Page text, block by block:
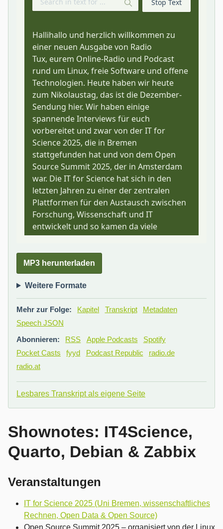
MP3 herunterladen
Weitere Formate
Mehr zur Folge: Kapitel Transkript
Metadaten
Speech JSON
Abonnieren:
RSS Apple Podcasts
Spotify
Pocket Casts
fyyd Podcast Republic
radio.de
radio.at
Lesbares Transkript als eigene Seite
Shownotes: IT4Science,
Quarto, Debian & Zabbix
Veranstaltungen
IT for Science 2025 (Uni Bremen, wissenschaftliches
Rechnen, Open Data & Open Source)